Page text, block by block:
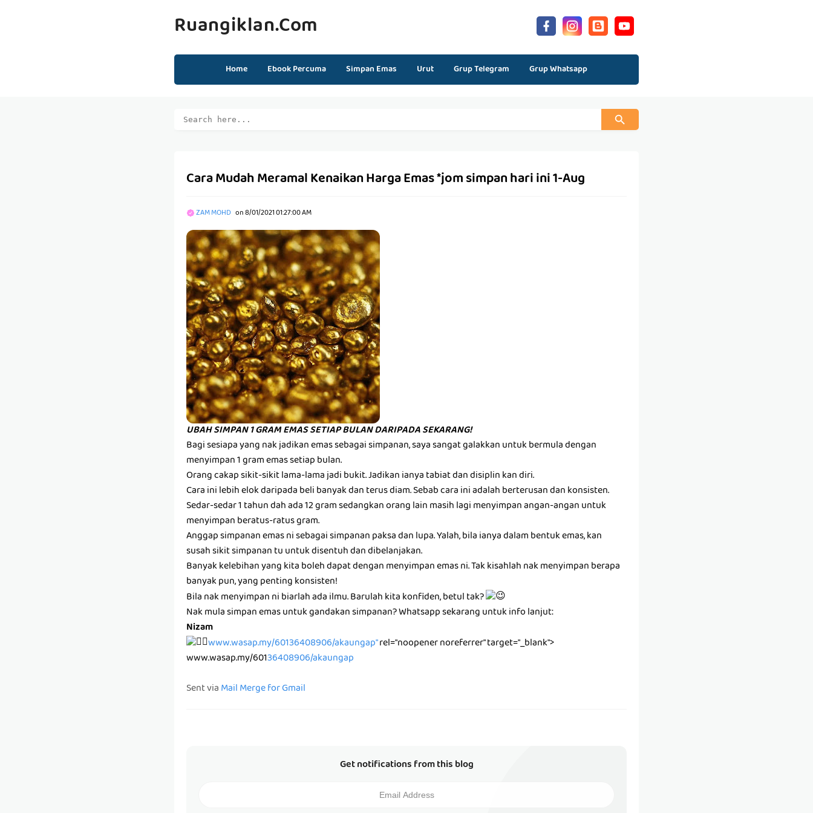
Ruangiklan.com
Home Ebook Percuma Simpan Emas Urut Grup Telegram Grup Whatsapp
Cara Mudah Meramal Kenaikan Harga Emas *jom simpan hari ini 1-Aug
ZAM MOHD on8/01/2021 01:27:00 AM
UBAH SIMPAN 1 GRAM EMAS SETIAP BULAN DARIPADA SEKARANG!
Bagi sesiapa yang nak jadikan emas sebagai simpanan, saya sangat galakkan untuk bermula dengan
menyimpan 1 gram emas setiap bulan.
Orang cakap sikit-sikit lama-lama jadi bukit. Jadikan ianya tabiat dan disiplin kan diri.
Cara ini lebih elok daripada beli banyak dan terus diam. Sebab cara ini adalah berterusan dan konsisten.
Sedar-sedar 1 tahun dah ada 12 gram sedangkan orang lain masih lagi menyimpan angan-angan untuk
menyimpan beratus-ratus gram.
Anggap simpanan emas ni sebagai simpanan paksa dan lupa. Yalah, bila ianya dalam bentuk emas, kan
susah sikit simpanan tu untuk disentuh dan dibelanjakan.
Banyak kelebihan yang kita boleh dapat dengan menyimpan emas ni. Tak kisahlah nak menyimpan berapa
banyak pun, yang penting konsisten!
Bila nak menyimpan ni biarlah ada ilmu. Barulah kita konfiden, betul tak?
Nak mula simpan emas untuk gandakan simpanan? Whatsapp sekarang untuk info lanjut:
Nizam
www.wasap.my/60136408906/akaungap"rel="noopener noreferrer" target="_blank">
www.wasap.my/60136408906/akaungap
Sent viaMail Merge for Gmail
Get notifications from this blog